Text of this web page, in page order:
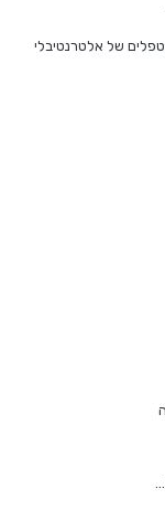
של אלטרנטיבלי